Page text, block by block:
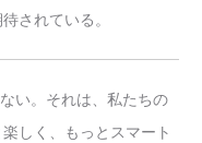
されている。
い。それは、私たちの
しく、もっとスマート